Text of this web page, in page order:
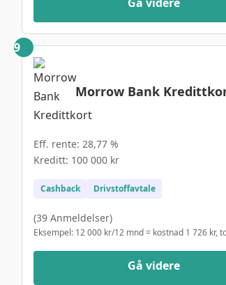
Morrow Bank
Eff. rente: 28,77 %
Kreditt: 100 000 kr
Cashback Drivstoffavtale
(39 Anmeldelser)
Eksempel: 12 000 kr/12 mnd = kostnad 1 726 kr,
Gå videre